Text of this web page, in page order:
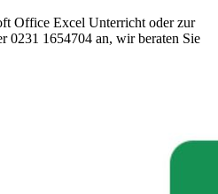
Office Excel Unterricht oder zur
0231 1654704 an, wir beraten Sie